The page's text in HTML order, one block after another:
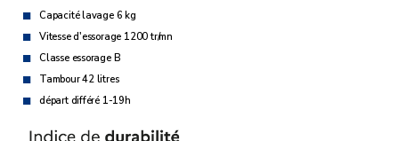
Capacité lavage 6 kg
Vitesse d'essorage 1200 tr/mn
Classe essorage B
Tambour 42 litres
départ différé 1-19h